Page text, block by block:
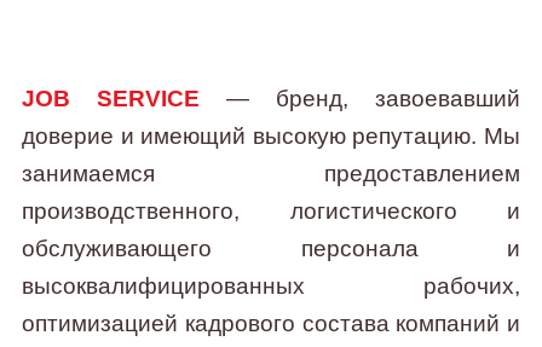
JOB SERVICE — бренд, завоевавший
доверие и имеющий высокую репутацию. Мы
занимаемся предоставлением
производственного, логистического и
обслуживающего персонала и
высоквалифицированных рабочих,
оптимизацией кадрового состава компаний и